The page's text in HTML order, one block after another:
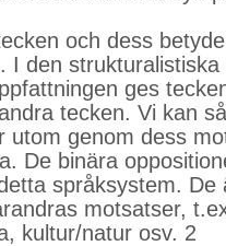
och dess
I den strukturalistiska
ges
tecken. Vi kan
utom genom dess
De binära
språksystem. De
motsatser,
kultur/natur osv. 2